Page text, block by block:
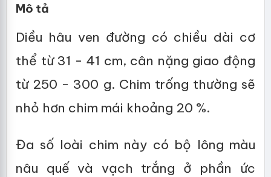
Mô tả
Diều hâu ven đường có chiều dài cơ
thể từ 31 - 41 cm, cân nặng giao động
từ 250 - 300 g. Chim trống thường sẽ
nhỏ hơn chim mái khoảng 20 %.
Đa số loài chim này có bộ lông màu
nâu quế và vạch trắng ở phần ức